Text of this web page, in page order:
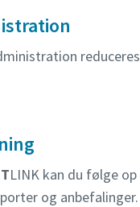
LINK kan du følge
og anbefalinger.